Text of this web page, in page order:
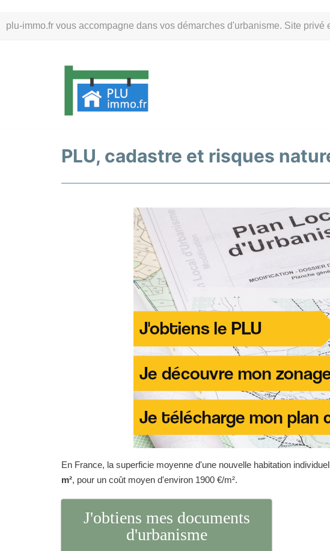
plu-immo.fr vous accompagne dans vos démarches d'urbanisme. Site
au
PLU, cadastre et risques
En France, la superficie moyenne d'une nouvelle habitation
m², pour un coût moyen d'environ 1900 €/m².
J'obtiens mes documents
d'urbanisme